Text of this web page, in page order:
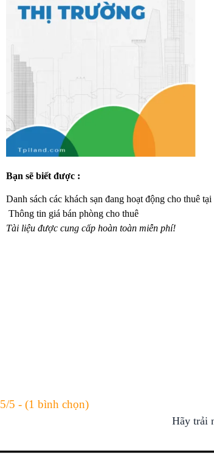
Bạn sẽ biết được :
Danh sách các khách sạn đang hoạt động cho thuê
Thông tin giá bán phòng cho thuê
Tài liệu được cung cấp hoàn toàn miễn phí!
5/5 - (1 bình chọn)
Hãy trải